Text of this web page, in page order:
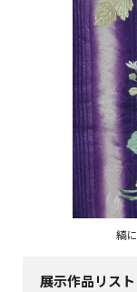
縞
展示作品リスト